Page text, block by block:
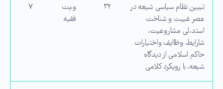
تبیین نظام سیاسی شیعه در
عصر غیبت و شناخت
استد،لی مشاروعیت،
شارایط، وظاایف واختیارات
حاكم اسلامی از دیدگاه
شیعه، با رویكرد كلامی
و،یت
فقیه
۷